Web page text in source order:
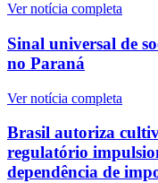
Ver notícia completa
Sinal universal de
no Paraná
Ver notícia completa
Brasil autoriza
regulatório
dependência de